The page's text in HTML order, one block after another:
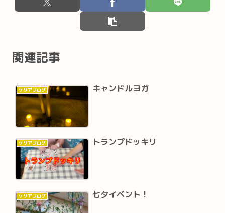
関連記事
ケリアブログ キャンドルヨガ
ケリアブログ トランプドッキリ
ケリアブログ 七夕イベント！